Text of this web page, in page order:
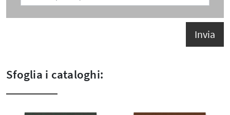
Invia
Sfoglia i cataloghi: